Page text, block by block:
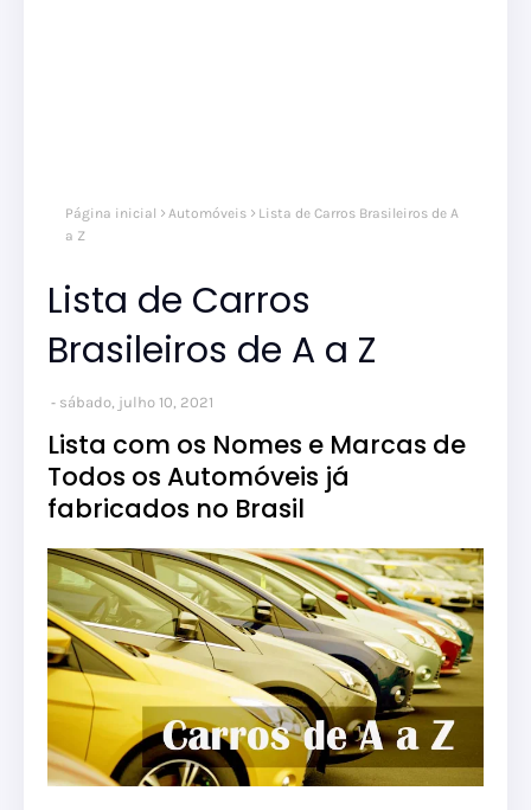
Página inicial Automóveis
Lista de Carros Brasileiros de A
a Z
Lista de Carros
Brasileiros de A a Z
sábado, julho 10, 2021
Lista com os Nomes e Marcas de
Todos os Automóveis já
fabricados no Brasil